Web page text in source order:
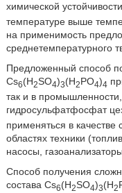
химической
температуре выше
на применимость
среднетемпературного
Предложенный способ
Cs6(H2SO4)3(H2PO4)4
так и в
гидросульфатфосфат
применяться в качестве
областях техники
насосы,
Способ получения
состава Cs6(H2SO4)3(H2